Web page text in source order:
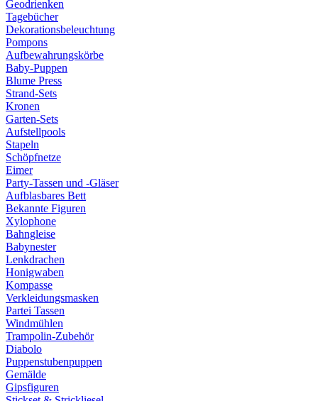
Geodrienken
Tagebücher
Dekorationsbeleuchtung
Pompons
Aufbewahrungskörbe
Baby-Puppen
Blume Press
Strand-Sets
Kronen
Garten-Sets
Aufstellpools
Stapeln
Schöpfnetze
Eimer
Party-Tassen und -Gläser
Aufblasbares Bett
Bekannte Figuren
Xylophone
Bahngleise
Babynester
Lenkdrachen
Honigwaben
Kompasse
Verkleidungsmasken
Partei Tassen
Windmühlen
Trampolin-Zubehör
Diabolo
Puppenstubenpuppen
Gemälde
Gipsfiguren